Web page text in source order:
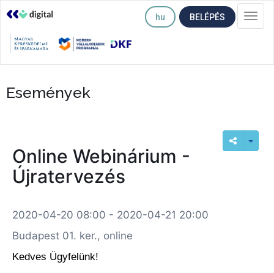
hu BELÉPÉS
Események
Online Webinárium -
Újratervezés
2020-04-20 08:00 - 2020-04-21 20:00
Budapest 01. ker., online
Kedves Ügyfelünk!